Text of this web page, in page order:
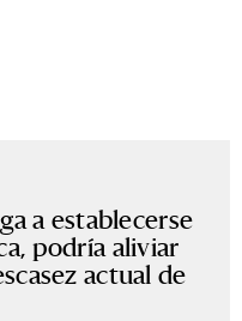
a establecerse
podría aliviar
actual de